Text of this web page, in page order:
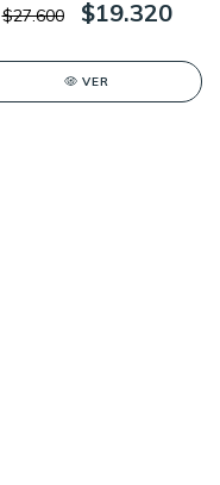
$27.600
$19.320
VER